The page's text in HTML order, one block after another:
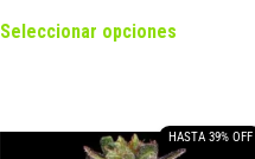
Seleccionar opciones
HASTA 39% OFF